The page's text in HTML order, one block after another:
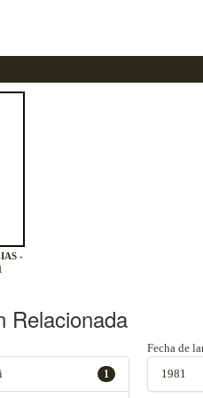
-
Relacionada
1
Fecha de
1981